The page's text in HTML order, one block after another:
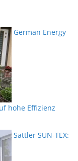
German Energy
hohe Effizienz
Sattler SUN-TEX: